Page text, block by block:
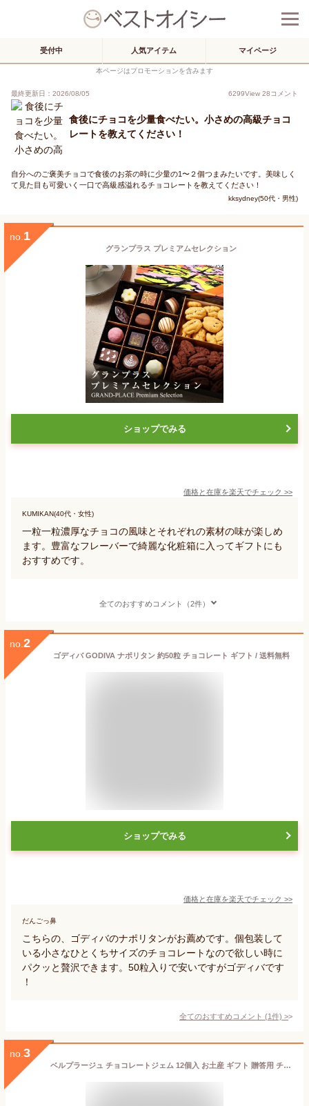
受付中 人気アイテム マイページ
本ページはプロモーションを含みます
最終更新日：2026/08/05 6299View 28コメント
食後にチョコを少量食べたい。小さめの高級チョコ
レートを教えてください！
自分へのご褒美チョコで食後のお茶の時に少量の1〜２個つまみたいです。美味しく
て見た目も可愛いく一口で高級感溢れるチョコレートを教えてください！
kksydney(50代・男性)
no. 1
グランプラス プレミアムセレクション
ショップでみる
価格と在庫を楽天でチェック >>
KUMIKAN(40代・女性)
一粒一粒濃厚なチョコの風味とそれぞれの素材の味が楽しめ
ます。豊富なフレーバーで綺麗な化粧箱に入ってギフトにも
おすすめです。
全てのおすすめコメント（2件）
no. 2
ゴディバ GODIVA ナポリタン 約50粒 チョコレート ギフト / 送料無料
ショップでみる
価格と在庫を楽天でチェック >>
だんごっ鼻
こちらの、ゴディバのナポリタンがお薦めです。個包装して
いる小さなひとくちサイズのチョコレートなので欲しい時に
パクッと贅沢できます。50粒入りで安いですがゴディバです
！
全てのおすすめコメント (1件) >
no. 3
ベルプラージュ チョコレートジェム 12個入 お土産 ギフト 贈答用 チョコ